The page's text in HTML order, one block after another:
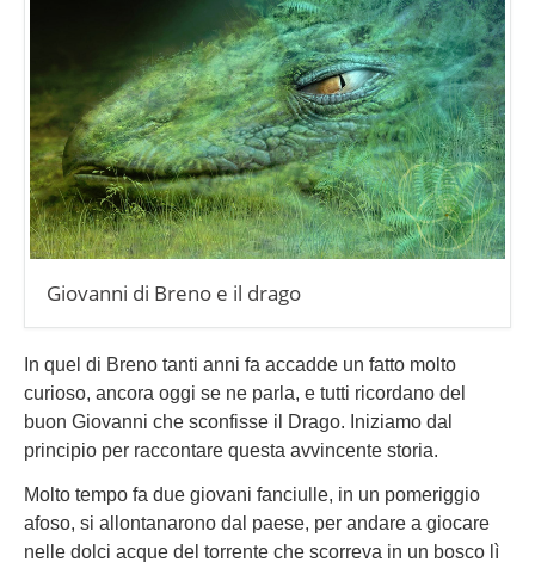
Giovanni di Breno e il drago
In quel di Breno tanti anni fa accadde un fatto molto
curioso, ancora oggi se ne parla, e tutti ricordano del
buon Giovanni che sconfisse il Drago. Iniziamo dal
principio per raccontare questa avvincente storia.
Molto tempo fa due giovani fanciulle, in un pomeriggio
afoso, si allontanarono dal paese, per andare a giocare
nelle dolci acque del torrente che scorreva in un bosco lì